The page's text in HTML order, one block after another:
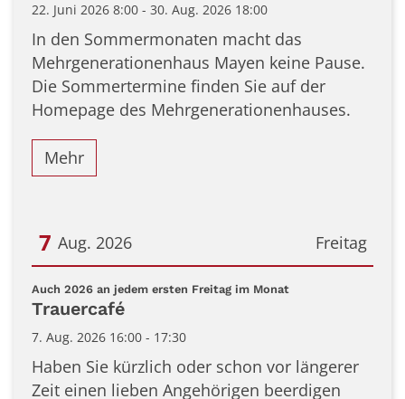
22. Juni 2026 8:00 - 30. Aug. 2026 18:00
In den Sommermonaten macht das
Mehrgenerationenhaus Mayen keine Pause.
Die Sommertermine finden Sie auf der
Homepage des Mehrgenerationenhauses.
Mehr
Freitag
7 Aug. 2026
Datum: 7. August 2026
Auch 2026 an jedem ersten Freitag im Monat:
Trauercafé
7. Aug. 2026 16:00 - 17:30
Haben Sie kürzlich oder schon vor längerer
Zeit einen lieben Angehörigen beerdigen